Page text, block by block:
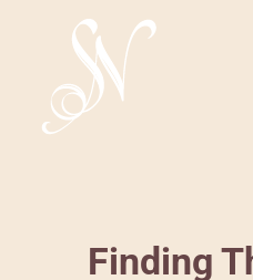
content
Finding